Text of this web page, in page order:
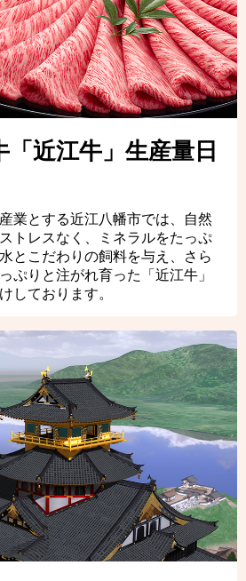
「近江牛」生産量日
業とする近江八幡市では、自然
トレスなく、ミネラルをたっぷ
とこだわりの飼料を与え、さら
ぷりと注がれ育った「近江牛」
しております。